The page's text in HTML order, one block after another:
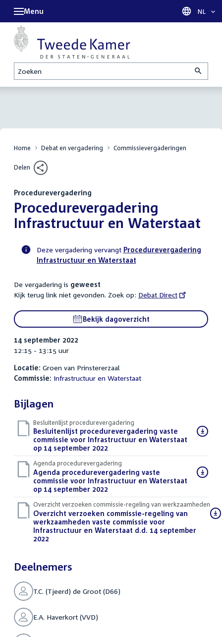
Zoeken
Menu Taal
NL
Home Debat en vergadering Commissievergaderingen
Delen
Procedurevergadering
:Procedurevergadering
Infrastructuur en Waterstaat
Voortgangsstatus
activiteit
Deze vergadering vervangt Procedurevergadering
Infrastructuur en Waterstaat
De vergadering is geweest
Kijk terug link niet gevonden. Zoek op: External
Debat Direct
Bekijk dagoverzicht
14 september 2022
12:15 - 13:15 uur
Locatie: Groen van Prinstererzaal
Commissie: Infrastructuur en Waterstaat
Bijlagen
Besluitenlijst procedurevergadering
Download
bestand:
Besluitenlijst procedurevergadering vaste
commissie voor Infrastructuur en Waterstaat
op 14 september 2022
Agenda procedurevergadering
Download
bestand:
Agenda procedurevergadering vaste
commissie voor Infrastructuur en Waterstaat
op 14 september 2022
Overzicht verzoeken commissie-regeling van werkzaamheden
Download
bestand:
Overzicht verzoeken commissie-regeling van
werkzaamheden vaste commissie voor
Infrastructuur en Waterstaat d.d. 14 september
2022
Deelnemers
T.C. (Tjeerd) de Groot (D66)
E.A. Haverkort (VVD)